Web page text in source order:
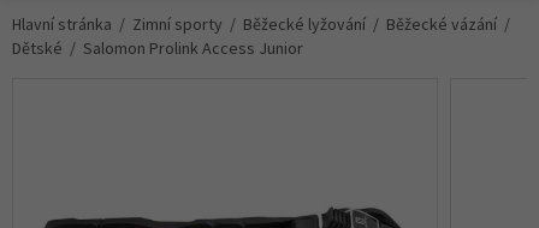
Hlavní stránka Zimní sporty Běžecké lyžování
Běžecké vázání
Dětské
Salomon Prolink Access Junior